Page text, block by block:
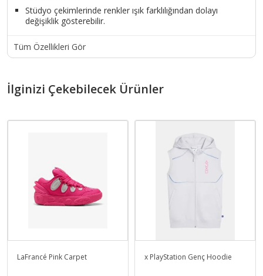
Stüdyo çekimlerinde renkler ışık farklılığından dolayı
değişiklik gösterebilir.
Tüm Özellikleri Gör
İlginizi Çekebilecek Ürünler
LaFrancé Pink Carpet x PlayStation Genç Hoodie